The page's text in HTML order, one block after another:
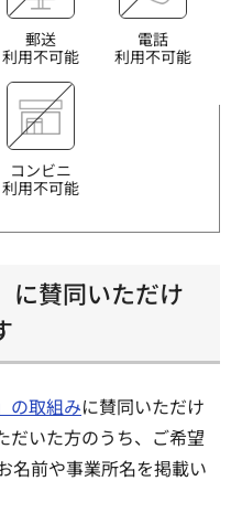
郵送
利用不可能
電話
利用不可能
コンビニ
利用不可能
に賛同いただけ
の取組みに賛同いただけ
だいた方のうち、ご希望
名前や事業所名を掲載い